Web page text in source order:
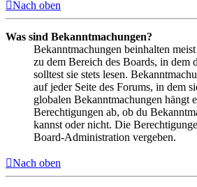
Nach oben
Was sind Bekanntmachungen?
Bekanntmachungen beinhalten
zu dem Bereich des Boards, in dem
solltest sie stets lesen.
auf jeder Seite des Forums, in dem
globalen Bekanntmachungen hängt
Berechtigungen ab, ob du
kannst oder nicht. Die
Board-Administration vergeben.
Nach oben